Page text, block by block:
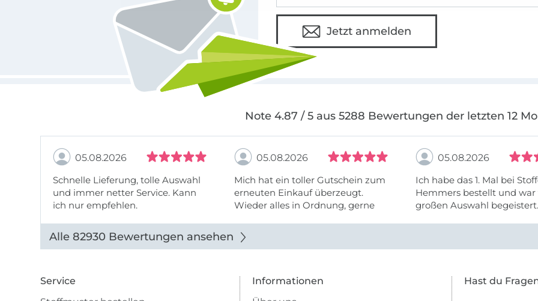
Jetzt anmelden
Note 4.87 / 5 aus 5288 Bewertungen der letzten 12
05.08.2026
Schnelle Lieferung, tolle Auswahl
und immer netter Service. Kann
ich nur empfehlen.
05.08.2026
Mich hat ein toller Gutschein zum
erneuten Einkauf überzeugt.
Wieder alles in Ordnung, gerne
05.08.2026
Ich habe das 1. Mal bei
Hemmers bestellt und war
großen Auswahl
Alle 82930 Bewertungen ansehen
Service
Informationen
Hast du